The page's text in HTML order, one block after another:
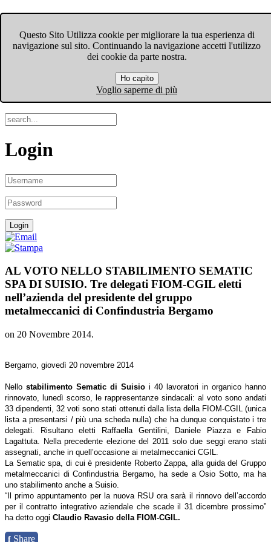
Questo Sito Utilizza cookie per migliorare la tua esperienza di
navigazione sul sito. Continuando la navigazione accetti l'utilizzo
dei cookie da parte nostra.
Ho capito
Voglio saperne di più
Menu
Login
AL VOTO NELLO STABILIMENTO SEMATIC
SPA DI SUISIO. Tre delegati FIOM-CGIL eletti
nell’azienda del presidente del gruppo
metalmeccanici di Confindustria Bergamo
on 20 Novembre 2014.
Bergamo, giovedì 20 novembre 2014
Nello stabilimento Sematic di Suisio i 40 lavoratori in organico hanno
rinnovato, lunedì scorso, le rappresentanze sindacali: al voto sono andati
33 dipendenti, 32 voti sono stati ottenuti dalla lista della FIOM-CGIL (unica
lista a presentarsi / più una scheda nulla) che ha dunque conquistato i tre
delegati. Risultano eletti Raffaella Gentilini, Daniele Piazza e Fabio
Lagattuta. Nella precedente elezione del 2011 solo due seggi erano stati
assegnati, anche in quell’occasione ai metalmeccanici CGIL.
La Sematic spa, di cui è presidente Roberto Zappa, alla guida del Gruppo
metalmeccanici di Confindustria Bergamo, ha sede a Osio Sotto, ma ha
uno stabilimento anche a Suisio.
“Il primo appuntamento per la nuova RSU ora sarà il rinnovo dell’accordo
per il contratto integrativo aziendale che scade il 31 dicembre prossimo”
ha detto oggi Claudio Ravasio della FIOM-CGIL.
f Share